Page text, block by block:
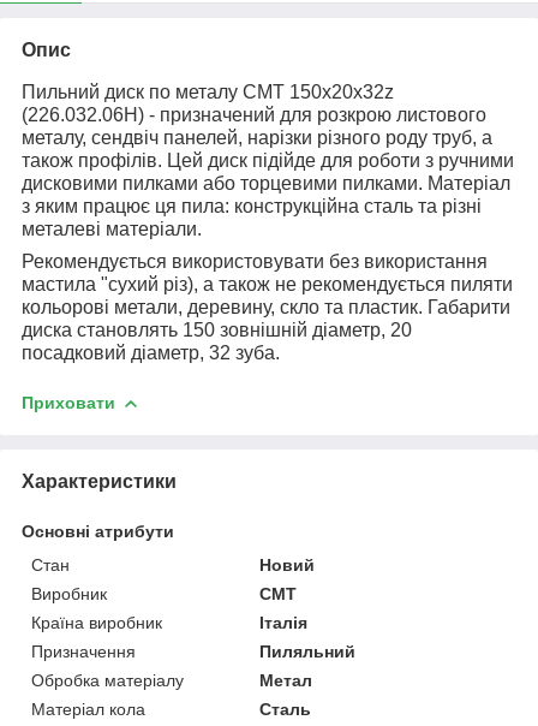
Опис
Пильний диск по металу СМТ 150х20х32z
(226.032.06H) - призначений для розкрою листового
металу, сендвіч панелей, нарізки різного роду труб, а
також профілів. Цей диск підійде для роботи з ручними
дисковими пилками або торцевими пилками. Матеріал
з яким працює ця пила: конструкційна сталь та різні
металеві матеріали.
Рекомендується використовувати без використання
мастила "сухий різ), а також не рекомендується пиляти
кольорові метали, деревину, скло та пластик. Габарити
диска становлять 150 зовнішній діаметр, 20
посадковий діаметр, 32 зуба.
Приховати
Характеристики
Основні атрибути
Стан
Новий
Виробник
CMT
Країна виробник
Італія
Призначення
Пиляльний
Обробка матеріалу
Метал
Матеріал кола
Сталь